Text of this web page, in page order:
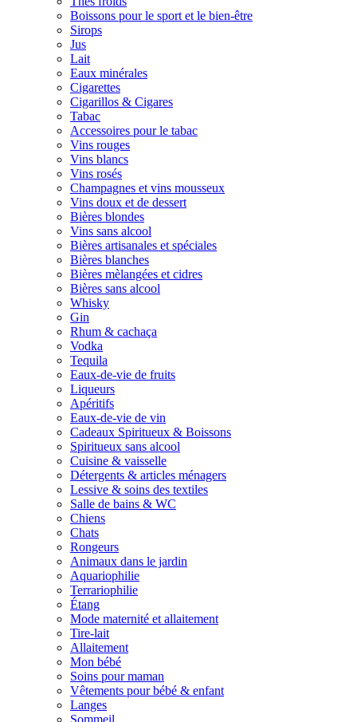
Boissons pour le sport et le bien-être
Sirops
Jus
Lait
Eaux minérales
Cigarettes
Cigarillos & Cigares
Tabac
Accessoires pour le tabac
Vins rouges
Vins blancs
Vins rosés
Champagnes et vins mousseux
Vins doux et de dessert
Bières blondes
Vins sans alcool
Bières artisanales et spéciales
Bières blanches
Bières mèlangées et cidres
Bières sans alcool
Whisky
Gin
Rhum & cachaça
Vodka
Tequila
Eaux-de-vie de fruits
Liqueurs
Apéritifs
Eaux-de-vie de vin
Cadeaux Spiritueux & Boissons
Spiritueux sans alcool
Cuisine & vaisselle
Détergents & articles ménagers
Lessive & soins des textiles
Salle de bains & WC
Chiens
Chats
Rongeurs
Animaux dans le jardin
Aquariophilie
Terrariophilie
Étang
Mode maternité et allaitement
Tire-lait
Allaitement
Mon bébé
Soins pour maman
Vêtements pour bébé & enfant
Langes
Sommeil